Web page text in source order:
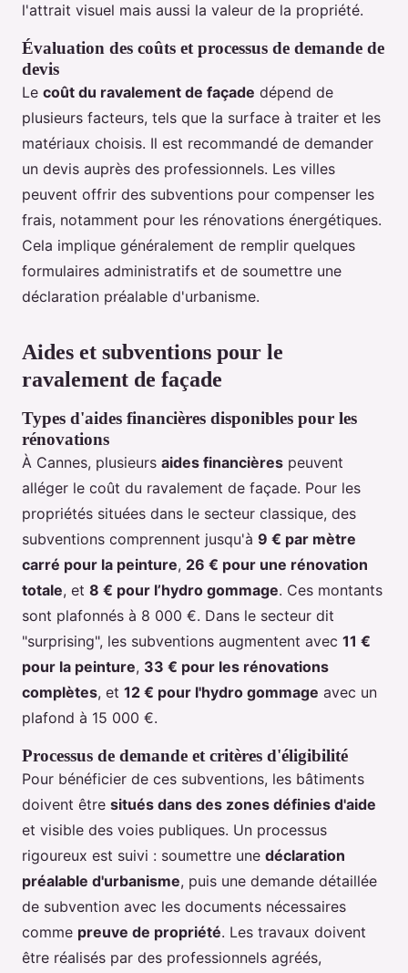
l'attrait visuel mais aussi la valeur de la propriété.
Évaluation des coûts et processus de demande de
devis
Le coût du ravalement de façade dépend de
plusieurs facteurs, tels que la surface à traiter et les
matériaux choisis. Il est recommandé de demander
un devis auprès des professionnels. Les villes
peuvent offrir des subventions pour compenser les
frais, notamment pour les rénovations énergétiques.
Cela implique généralement de remplir quelques
formulaires administratifs et de soumettre une
déclaration préalable d'urbanisme.
Aides et subventions pour le
ravalement de façade
Types d'aides financières disponibles pour les
rénovations
À Cannes, plusieurs aides financières peuvent
alléger le coût du ravalement de façade. Pour les
propriétés situées dans le secteur classique, des
subventions comprennent jusqu'à 9 € par mètre
carré pour la peinture, 26 € pour une rénovation
totale, et 8 € pour l’hydro gommage. Ces montants
sont plafonnés à 8 000 €. Dans le secteur dit
"surprising", les subventions augmentent avec 11 €
pour la peinture, 33 € pour les rénovations
complètes, et 12 € pour l'hydro gommage avec un
plafond à 15 000 €.
Processus de demande et critères d'éligibilité
Pour bénéficier de ces subventions, les bâtiments
doivent être situés dans des zones définies d'aide
et visible des voies publiques. Un processus
rigoureux est suivi : soumettre une déclaration
préalable d'urbanisme, puis une demande détaillée
de subvention avec les documents nécessaires
comme preuve de propriété. Les travaux doivent
être réalisés par des professionnels agréés,